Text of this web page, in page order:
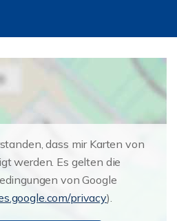
dass mir Karten von
werden. Es gelten die
von Google
privacy).